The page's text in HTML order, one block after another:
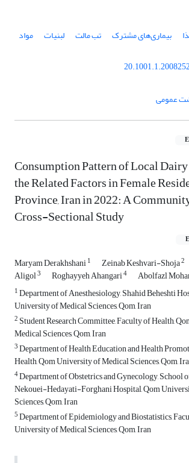
بیماری‌های مشترک تب مالت لبنیات مواد
عمومی
Consumption Pattern of Local
the Related Factors in Female
Province, Iran in 2022: A
Cross-Sectional Study
Maryam Derakhshani1 Zeinab Keshvari-Shoja2
Aligol3 Roghayyeh Ahangari4 Abolfazl
1Department of Anesthesiology, Shahid Beheshti
University of Medical Sciences, Qom, Iran
2 Student Research Committee, Faculty of Health,
Medical Sciences, Qom, Iran
3Department of Health Education and Health
Health, Qom University of Medical Sciences, Qom,
4Department of Obstetrics and Gynecology, School
Nekouei-Hedayati-Forghani Hospital, Qom
Sciences, Qom, Iran
5Department of Epidemiology and Biostatistics,
University of Medical Sciences, Qom, Iran